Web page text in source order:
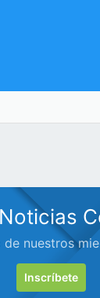
nuestros
Inscríbete